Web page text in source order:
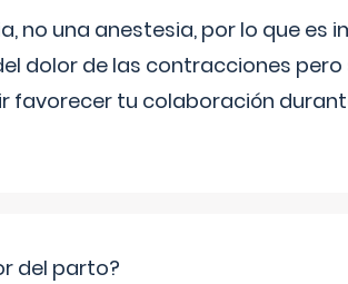
no una anestesia, por lo que es
dolor de las contracciones pero
favorecer tu colaboración
del parto?